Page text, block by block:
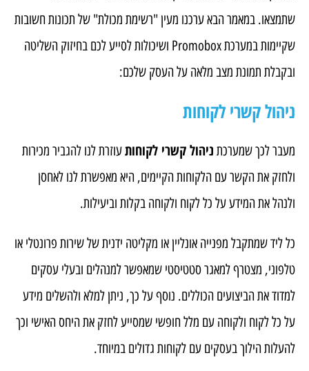
שתמצאו. במאמר הבא ערכנו מעין "רשימת מכולת" של תכונות חשובות
שקיימות במערכת Promobox ושיכולות לסייע לכם בחיזוק השליטה
ובקבלת תמונת מצב מלאה על העסק שלכם:
ניהול קשרי לקוחות
מעבר לכך שמערכת ניהול קשרי לקוחותעוזרת לנו להגביר מכירות
ולחזק את הקשר עם הלקוחות הקיימים, היא מאפשרת לנו לאחסן
ולנהל את המידע על כל לקוח ולקוחה בקלות וביעילות.
כל ליד שמתקבל מפנייה אונליין או מקליטה ידנית של שירות פרונטלי או
טלפוני, מצטרף למאגר סטטיסטי שמאפשר למנהלים ובעלי עסקים
למדוד את הביצועים הכוללים. נוסף על כך, ניתן למלא ולהשלים מידע
על כל לקוח ולקוחה עם מלל חופשי שמסייע לחזק את היחס האישי וכך
להעלות הילוך בעסקים עם לקוחות גדולים במיוחד.